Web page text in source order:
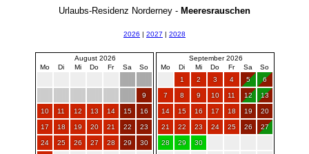
Urlaubs-Residenz Norderney - Meeresrauschen
2026 | 2027 | 2028
August 2026
Mo
Di Mi Do Fr Sa So
9
10 11 12 13 14 15 16
17 18 19 20 21 22 23
24 25 26 27 28 29 30
September 2026
Mo
Di Mi Do Fr Sa
So
1
2 3 4 5 6
7 8 9 10 11 12 13
14 15 16 17 18 19 20
21 22 23 24 25 26 27
28 29 30